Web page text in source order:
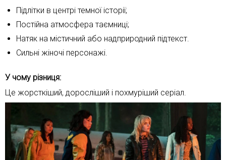
Підлітки в центрі темної історії;
Постійна атмосфера таємниці;
Натяк на містичний або надприродний підтекст.
Сильні жіночі персонажі.
У чому різниця:
Це жорсткіший, доросліший і похмуріший серіал.